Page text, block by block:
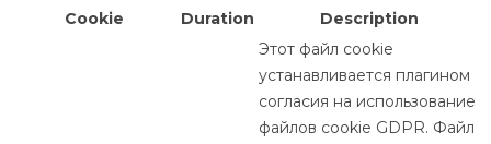
Cookie
Duration Description
Этот файл cookie
устанавливается плагином
согласия на использование
файлов cookie GDPR. Файл